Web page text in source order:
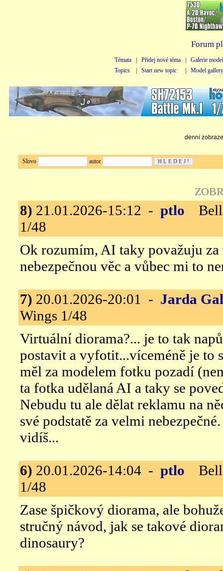
Forum
Témata Přidej nové téma
Galerie
Topics
Start new topic Model gallery
denní
Slovo autor
8) 21.01.2026-15:12 - ptlo
1/48
Ok rozumím, AI taky považuju
nebezpečnou věc a vůbec mi to
7) 20.01.2026-20:01 - Jarda
Wings 1/48
Virtuální diorama?... je to tak
postavit a vyfotit...víceméně je to
měl za modelem fotku pozadí
ta fotka udělaná AI a taky se
Nebudu tu ale dělat reklamu na
své podstatě za velmi
vidíš...
6) 20.01.2026-14:04 - ptlo
1/48
Zase špičkový diorama, ale
stručný návod, jak se takové
dinosaury?